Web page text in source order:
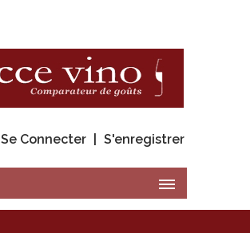
Se Connecter S'enregistrer